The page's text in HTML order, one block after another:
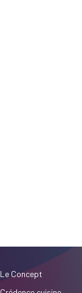
Le Concept